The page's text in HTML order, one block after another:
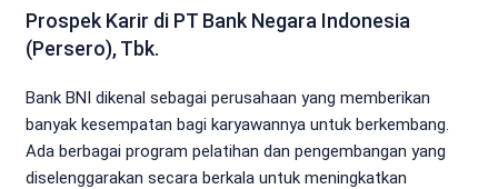
Prospek Karir di PT Bank Negara Indonesia
(Persero), Tbk.
Bank BNI dikenal sebagai perusahaan yang memberikan
banyak kesempatan bagi karyawannya untuk berkembang.
Ada berbagai program pelatihan dan pengembangan yang
diselenggarakan secara berkala untuk meningkatkan